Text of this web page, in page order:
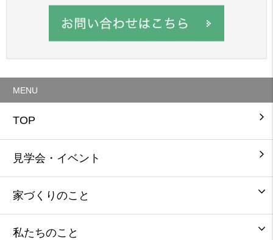
MENU
TOP
見学会・イベント
家づくりのこと
私たちのこと